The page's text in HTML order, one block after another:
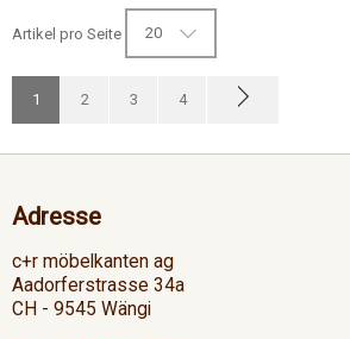
Artikel pro Seite 20
1 2 3 4
Adresse
c+r möbelkanten ag
Aadorferstrasse 34a
CH - 9545 Wängi